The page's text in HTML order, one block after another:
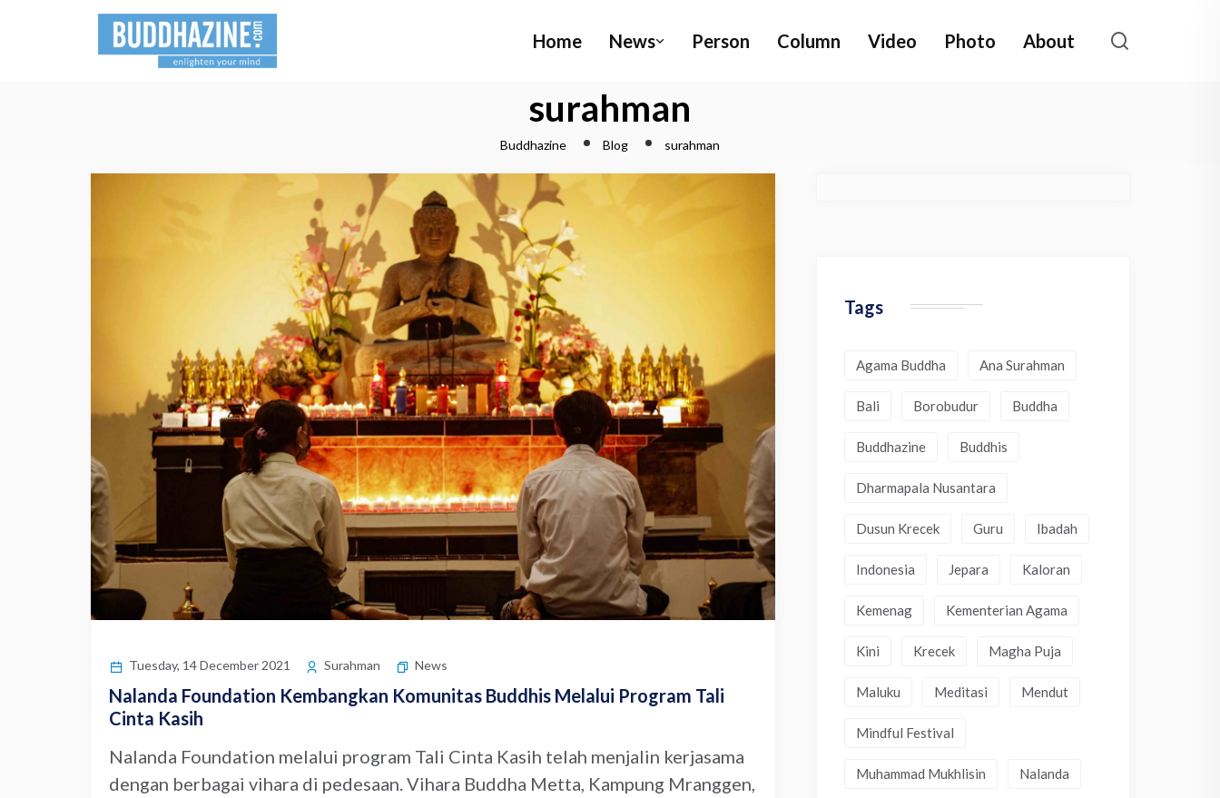
Home News Person Column Video Photo About
surahman
Buddhazine Blog surahman
Tuesday, 14 December 2021 Surahman News
Nalanda Foundation Kembangkan Komunitas Buddhis Melalui Program Tali
Cinta Kasih
Nalanda Foundation melalui program Tali Cinta Kasih telah menjalin kerjasama
dengan berbagai vihara di pedesaan. Vihara Buddha Metta, Kampung Mranggen,
Tags
Agama Buddha Ana Surahman
Bali Borobudur Buddha
Buddhazine Buddhis
Dharmapala Nusantara
Dusun Krecek Guru Ibadah
Indonesia Jepara Kaloran
Kemenag Kementerian Agama
Kini Krecek Magha Puja
Maluku Meditasi Mendut
Mindful Festival
Muhammad Mukhlisin Nalanda